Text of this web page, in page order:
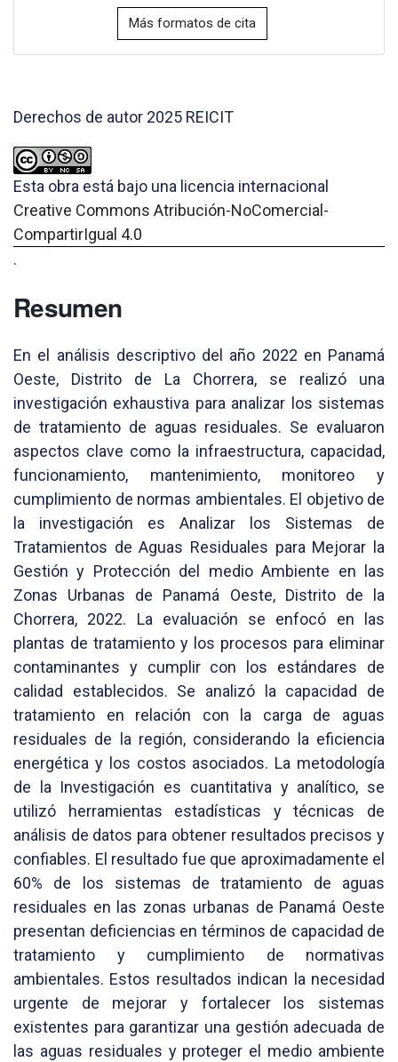
Más formatos de cita
Derechos de autor 2025 REICIT
Esta obra está bajo una licencia internacional
Creative Commons Atribución-NoComercial-
CompartirIgual 4.0
.
Resumen
En el análisis descriptivo del año 2022 en Panamá
Oeste, Distrito de La Chorrera, se realizó una
investigación exhaustiva para analizar los sistemas
de tratamiento de aguas residuales. Se evaluaron
aspectos clave como la infraestructura, capacidad,
funcionamiento, mantenimiento, monitoreo y
cumplimiento de normas ambientales. El objetivo de
la investigación es Analizar los Sistemas de
Tratamientos de Aguas Residuales para Mejorar la
Gestión y Protección del medio Ambiente en las
Zonas Urbanas de Panamá Oeste, Distrito de la
Chorrera, 2022. La evaluación se enfocó en las
plantas de tratamiento y los procesos para eliminar
contaminantes y cumplir con los estándares de
calidad establecidos. Se analizó la capacidad de
tratamiento en relación con la carga de aguas
residuales de la región, considerando la eficiencia
energética y los costos asociados. La metodología
de la Investigación es cuantitativa y analítico, se
utilizó herramientas estadísticas y técnicas de
análisis de datos para obtener resultados precisos y
confiables. El resultado fue que aproximadamente el
60% de los sistemas de tratamiento de aguas
residuales en las zonas urbanas de Panamá Oeste
presentan deficiencias en términos de capacidad de
tratamiento y cumplimiento de normativas
ambientales. Estos resultados indican la necesidad
urgente de mejorar y fortalecer los sistemas
existentes para garantizar una gestión adecuada de
las aguas residuales y proteger el medio ambiente